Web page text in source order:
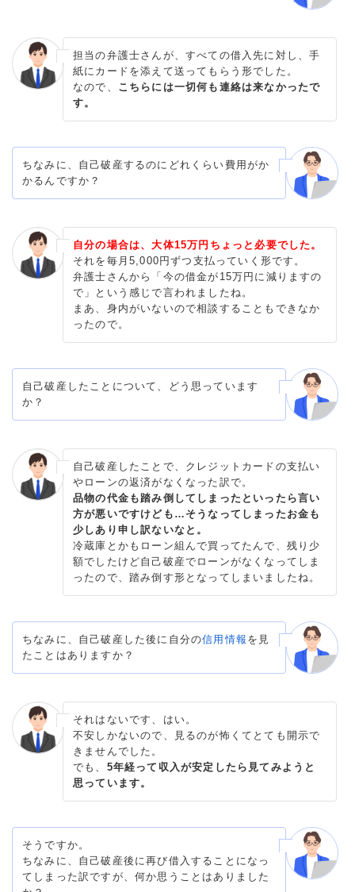
担当の弁護士さんが、すべての借入先に対し、手
紙にカードを添えて送ってもらう形でした。
なので、 こちらには一切何も連絡は来なかったで
す。
ちなみに、自己破産するのにどれくらい費用がか
かるんですか？
自分の場合は、大体15万円ちょっと必要でした。
それを毎月5,000円ずつ支払っていく形です。
弁護士さんから「今の借金が15万円に減りますの
で」という感じで言われましたね。
まあ、身内がいないので相談することもできなか
ったので。
自己破産したことについて、どう思っています
か？
自己破産したことで、クレジットカードの支払い
やローンの返済がなくなった訳で。
品物の代金も踏み倒してしまったといったら言い
方が悪いですけども…そうなってしまったお金も
少しあり申し訳ないなと。
冷蔵庫とかもローン組んで買ってたんで、残り少
額でしたけど自己破産でローンがなくなってしま
ったので、踏み倒す形となってしまいましたね。
ちなみに、自己破産した後に自分の信用情報 を見
たことはありますか？
それはないです、はい。
不安しかないので、見るのが怖くてとても開示で
きませんでした。
でも、 5年経って収入が安定したら見てみようと
思っています。
そうですか。
ちなみに、自己破産後に再び借入することになっ
てしまった訳ですが、何か思うことはありました